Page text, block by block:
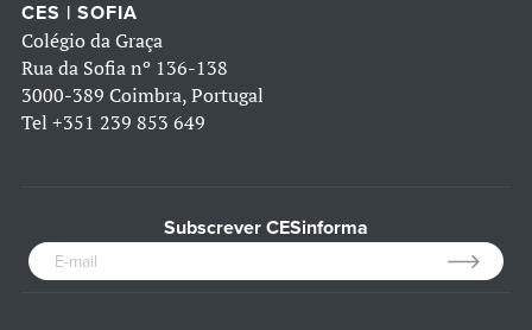
CES | SOFIA
Colégio da Graça
Rua da Sofia nº 136-138
3000-389 Coimbra, Portugal
Tel +351 239 853 649
Subscrever CESinforma